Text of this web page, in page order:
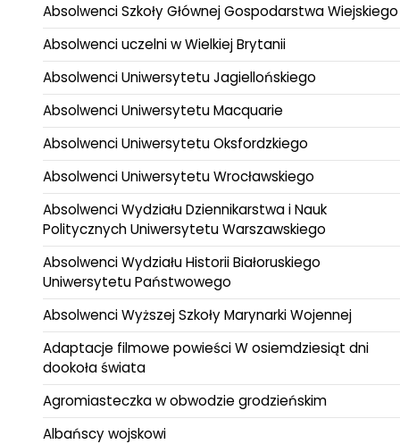
Absolwenci Szkoły Głównej Gospodarstwa Wiejskiego
Absolwenci uczelni w Wielkiej Brytanii
Absolwenci Uniwersytetu Jagiellońskiego
Absolwenci Uniwersytetu Macquarie
Absolwenci Uniwersytetu Oksfordzkiego
Absolwenci Uniwersytetu Wrocławskiego
Absolwenci Wydziału Dziennikarstwa i Nauk
Politycznych Uniwersytetu Warszawskiego
Absolwenci Wydziału Historii Białoruskiego
Uniwersytetu Państwowego
Absolwenci Wyższej Szkoły Marynarki Wojennej
Adaptacje filmowe powieści W osiemdziesiąt dni
dookoła świata
Agromiasteczka w obwodzie grodzieńskim
Albańscy wojskowi